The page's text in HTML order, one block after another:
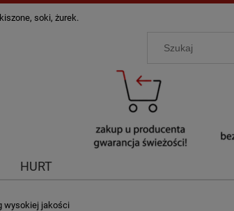
soki, żurek.
HURT
wysokiej jakości